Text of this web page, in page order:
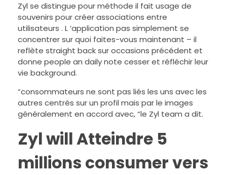
Zyl se distingue pour méthode il fait usage de
souvenirs pour créer associations entre
utilisateurs . L ‘application pas simplement se
concentrer sur quoi faites-vous maintenant – il
reflète straight back sur occasions précédent et
donne people an daily note cesser et réfléchir leur
vie background.
“consommateurs ne sont pas liés les uns avec les
autres centrés sur un profil mais par le images
généralement en accord avec, “le Zyl team a dit.
Zyl will Atteindre 5
millions consumer vers